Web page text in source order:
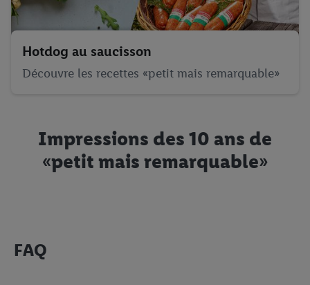
Hotdog au saucisson
Découvre les recettes «petit mais remarquable»
Impressions des 10 ans de
«petit mais remarquable»
FAQ